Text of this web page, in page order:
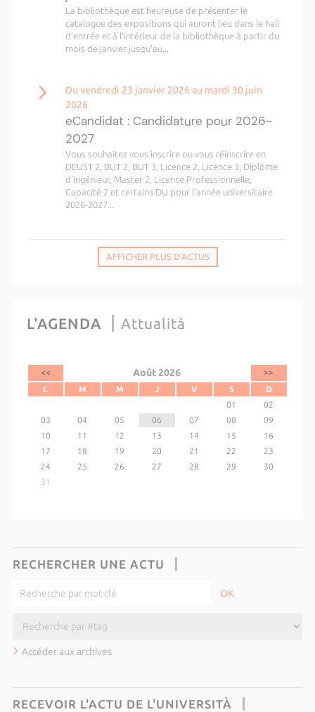
La bibliothèque est heureuse de présenter le
catalogue des expositions qui auront lieu dans le hall
d’entrée et à l’intérieur de la bibliothèque à partir du
mois de janvier jusqu'au...
Du vendredi 23 janvier 2026 au mardi 30 juin
2026
eCandidat : Candidature pour 2026-
2027
Vous souhaitez vous inscrire ou vous réinscrire en
DEUST 2, BUT 2, BUT 3, Licence 2, Licence 3, Diplôme
d’Ingénieur, Master 2, Licence Professionnelle,
Capacité 2 et certains DU pour l'année universitaire
2026-2027...
AFFICHER PLUS D'ACTUS
L'AGENDA Attualità
<< Août 2026
>>
L
M M J V S
D
01
02
03
04 05 06 07 08
09
10
11 12 13 14 15
16
17
18 19 20 21 22
23
24
25 26 27 28 29
30
31
RECHERCHER UNE ACTU
Accéder aux archives
RECEVOIR L'ACTU DE L'UNIVERSITÀ